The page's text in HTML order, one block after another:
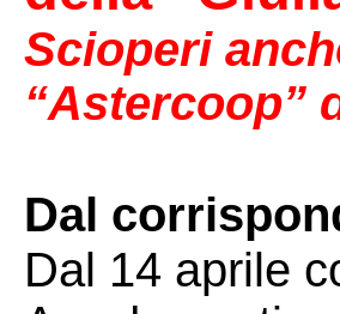
Scioperi
“Astercoop”
Dal
Dal 14 aprile